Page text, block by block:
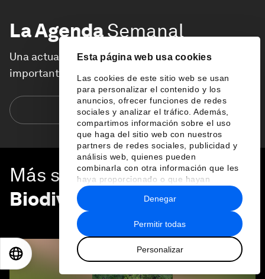
Esta página web usa cookies
Las cookies de este sitio web se usan
para personalizar el contenido y los
anuncios, ofrecer funciones de redes
sociales y analizar el tráfico. Además,
compartimos información sobre el uso
que haga del sitio web con nuestros
partners de redes sociales, publicidad y
análisis web, quienes pueden
combinarla con otra información que les
haya proporcionado o que hayan
recopilado a partir del uso que haya
hecho de sus servicios.
Permitir todas
Personalizar
Denegar
La AgendaSemanal
Una actualización semanal de los temas más
importantes de la agenda global
Suscríbete hoy
Más sobreNaturaleza y
Biodiversidad
VER TODO